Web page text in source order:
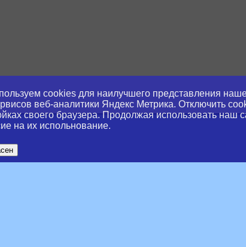
cookies для наилучшего представления
веб-аналитики Яндекс Метрика. Отключить
своего браузера. Продолжая использовать наш
на их испольнование.